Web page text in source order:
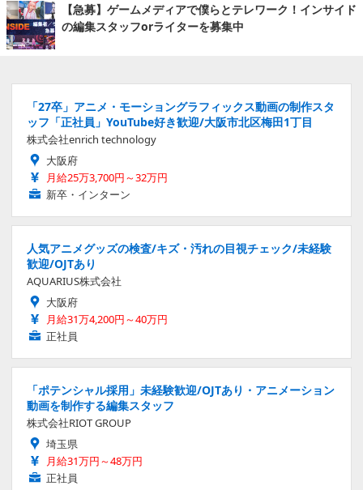
【急募】ゲームメディアで僕らとテレワーク！インサイド
の編集スタッフorライターを募集中
「27卒」アニメ・モーショングラフィックス動画の制作スタ
ッフ「正社員」YouTube好き歓迎/大阪市北区梅田1丁目
株式会社enrich technology
大阪府
月給25万3,700円～32万円
新卒・インターン
人気アニメグッズの検査/キズ・汚れの目視チェック/未経験
歓迎/OJTあり
AQUARIUS株式会社
大阪府
月給31万4,200円～40万円
正社員
「ポテンシャル採用」未経験歓迎/OJTあり・アニメーション
動画を制作する編集スタッフ
株式会社RIOT GROUP
埼玉県
月給31万円～48万円
正社員